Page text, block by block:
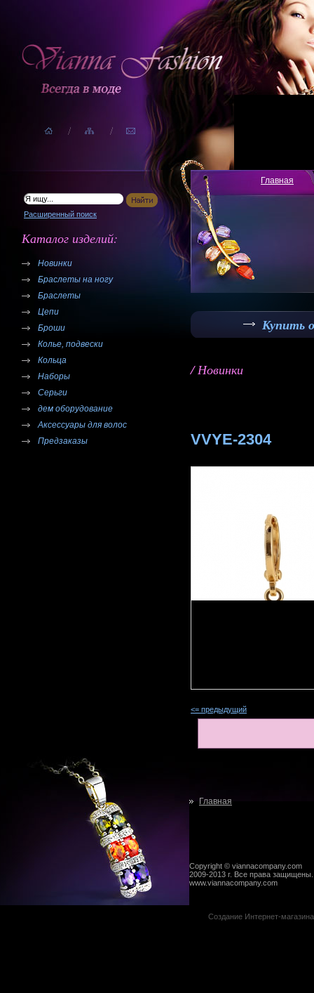
Расширенный поиск
Каталог изделий:
Новинки
Браслеты на ногу
Браслеты
Цепи
Броши
Колье, подвески
Кольца
Наборы
Серьги
дем оборудование
Аксессуары для волос
Предзаказы
Главная
Купить
/ Новинки
VVYE-2304
<= предыдущий
Главная
Copyright © viannacompany.com
2009-2013 г. Все права защищены.
www.viannacompany.com
Создание Интернет-